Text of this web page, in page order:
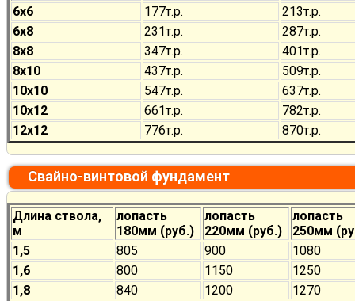
6х6
177т.р. 213т.р.
6х8
231т.р. 287т.р.
8х8
347т.р. 401т.р.
8х10
437т.р. 509т.р.
10х10
547т.р. 637т.р.
10х12
661т.р. 782т.р.
12х12
776т.р. 870т.р.
Свайно-винтовой фундамент
Длина ствола,
м
лопасть
180мм (руб.)
лопасть
220мм (руб.)
лопасть
250мм
1,5
805 900
1080
1,6
800 1150
1250
1,8
840 1200
1270